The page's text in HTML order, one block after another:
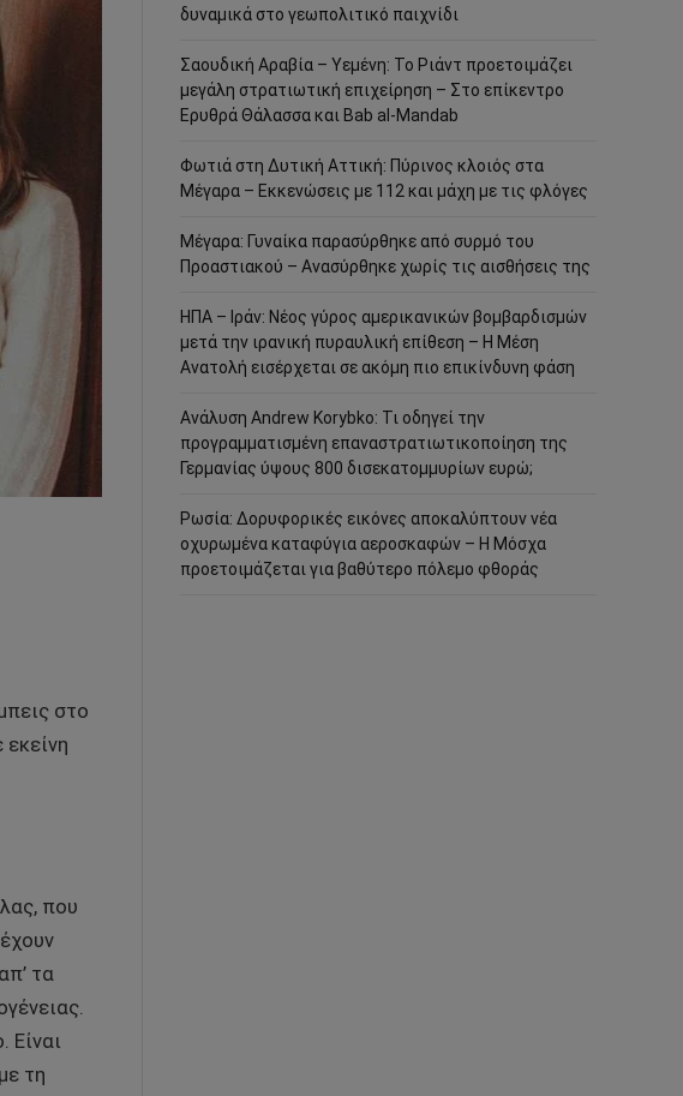
στο
που
τα
Είναι
τη
δυναμικά στο γεωπολιτικό παιχνίδι
Σαουδική Αραβία – Υεμένη: Το Ριάντ προετοιμάζει
μεγάλη στρατιωτική επιχείρηση – Στο επίκεντρο
Ερυθρά Θάλασσα και Bab al-Mandab
Φωτιά στη Δυτική Αττική: Πύρινος κλοιός στα
Μέγαρα – Εκκενώσεις με 112 και μάχη με τις φλόγες
Μέγαρα: Γυναίκα παρασύρθηκε από συρμό του
Προαστιακού – Ανασύρθηκε χωρίς τις αισθήσεις της
ΗΠΑ – Ιράν: Νέος γύρος αμερικανικών βομβαρδισμών
μετά την ιρανική πυραυλική επίθεση – Η Μέση
Ανατολή εισέρχεται σε ακόμη πιο επικίνδυνη φάση
Ανάλυση Andrew Korybko: Τι οδηγεί την
προγραμματισμένη επαναστρατιωτικοποίηση της
Γερμανίας ύψους 800 δισεκατομμυρίων ευρώ;
Ρωσία: Δορυφορικές εικόνες αποκαλύπτουν νέα
οχυρωμένα καταφύγια αεροσκαφών – Η Μόσχα
προετοιμάζεται για βαθύτερο πόλεμο φθοράς